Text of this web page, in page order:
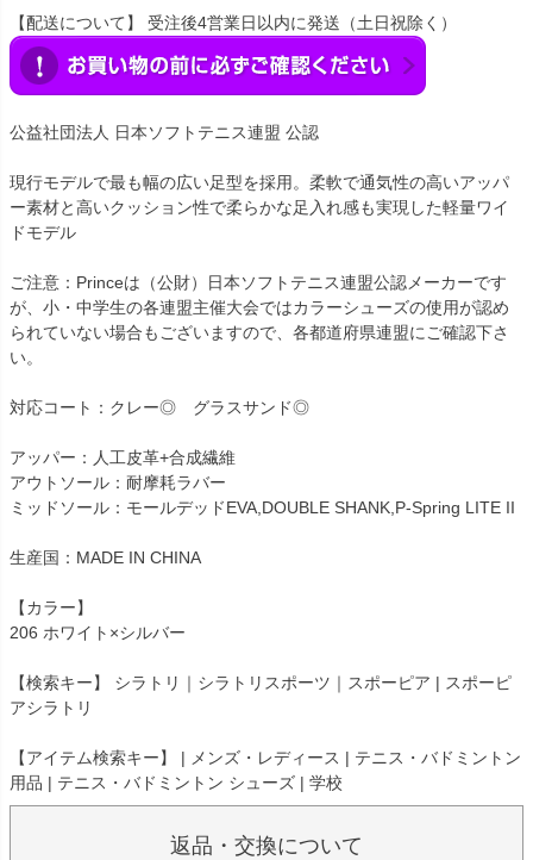
【配送について】 受注後4営業日以内に発送（土日祝除く）
公益社団法人 日本ソフトテニス連盟 公認
現行モデルで最も幅の広い足型を採用。柔軟で通気性の高いアッパ
ー素材と高いクッション性で柔らかな足入れ感も実現した軽量ワイ
ドモデル
ご注意：Princeは（公財）日本ソフトテニス連盟公認メーカーです
が、小・中学生の各連盟主催大会ではカラーシューズの使用が認め
られていない場合もございますので、各都道府県連盟にご確認下さ
い。
対応コート：クレー◎ グラスサンド◎
アッパー：人工皮革+合成繊維
アウトソール：耐摩耗ラバー
ミッドソール：モールデッドEVA,DOUBLE SHANK,P-Spring LITE II
生産国：MADE IN CHINA
【カラー】
206 ホワイト×シルバー
【検索キー】 シラトリ｜シラトリスポーツ｜スポーピア | スポーピ
アシラトリ
【アイテム検索キー】 | メンズ・レディース | テニス・バドミントン
用品 | テニス・バドミントン シューズ | 学校
返品・交換について